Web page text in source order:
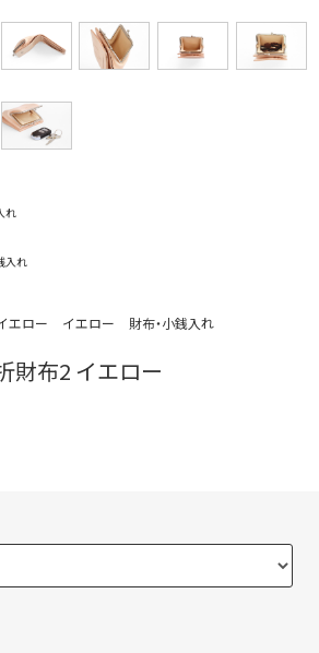
れ
入れ
エロー イエロー 財布・小銭入れ
財布2 イエロー